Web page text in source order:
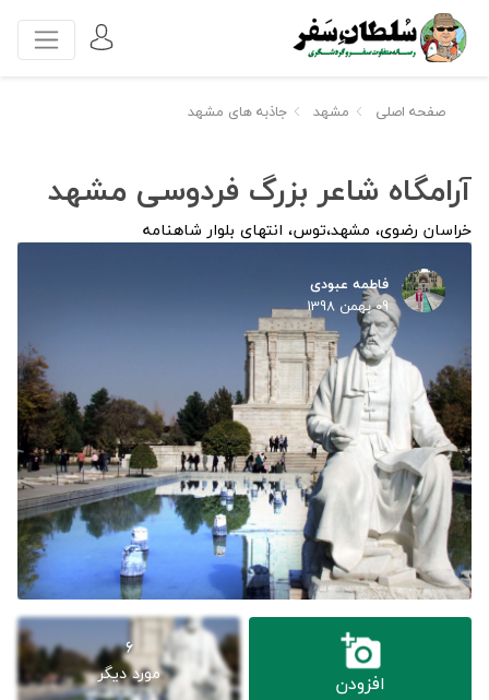
صفحه اصلی مشهد جاذبه های مشهد
آرامگاه شاعر بزرگ فردوسی مشهد
خراسان رضوی، مشهد،توس، انتهای بلوار شاهنامه
فاطمه عبودی
09 بهمن 1398
افزودن
6
مورد دیگر